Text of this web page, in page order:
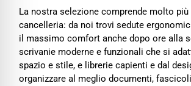
La nostra selezione comprende molto
cancelleria: da noi trovi sedute
il massimo comfort anche dopo ore alla
scrivanie moderne e funzionali che si
spazio e stile, e librerie capienti e dal
organizzare al meglio documenti,